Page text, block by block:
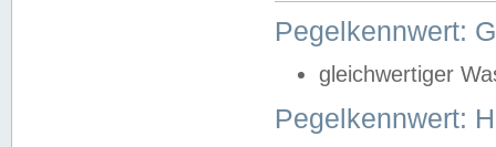
Pegelkennwert:
gleichwertiger
Pegelkennwert: